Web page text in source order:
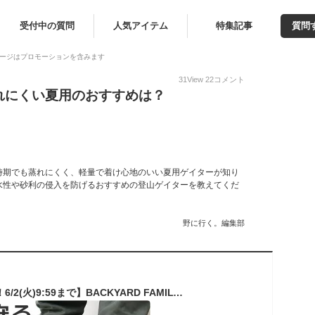
受付中の質問 人気アイテム 特集記事 質問
ジはプロモーションを含みます
31View 22コメント
くい夏用のおすすめは？
でも蒸れにくく、軽量で着け心地のいい夏用ゲイターが知り
や砂利の侵入を防げるおすすめの登山ゲイターを教えてくだ
野に行く。編集部
【10％OFFクーポン！6/2(火)9:59まで】BACKYARD FAMILY 登山 ゲイター スパッツ アウトドア・キャンプ